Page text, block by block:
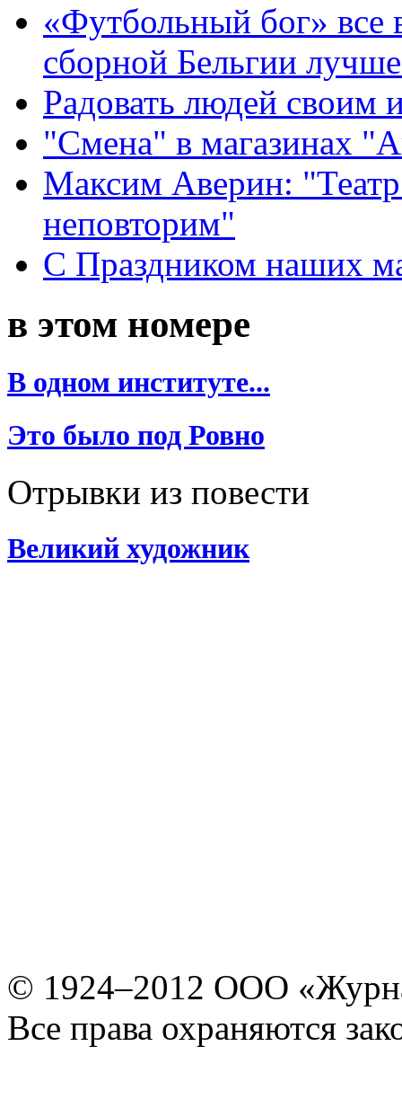
«Футбольный бог» все
сборной Бельгии
Радовать людей своим
"Смена" в магазинах
Максим Аверин:
неповторим"
С Праздником наших
в этом номере
В одном институте...
Это было под Ровно
Отрывки из повести
Великий художник
© 1924–2012 ООО
Все права охраняются